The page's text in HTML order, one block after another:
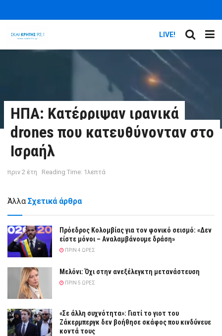
LIVE!
ΗΠΑ: Κατέρριψαν ιρανικά
drones που κατευθύνονταν στο
Ισραήλ
πριν 2 έτη Reading Time: 1λεπτά
Άλλα Σχετικά άρθρα
Πρόεδρος Κολομβίας για τον φονικό σεισμό: «Δεν
είστε μόνοι – Αναλαμβάνουμε δράση»
ΠΡΙΝ 4 ΏΡΕΣ
Μελόνι: Όχι στην ανεξέλεγκτη μετανάστευση
ΠΡΙΝ 5 ΏΡΕΣ
«Σε άλλη συχνότητα»: Γιατί το γιοτ του
Ζάκερμπεργκ δεν βοήθησε σκάφος που κινδύνευε
κοντά τους